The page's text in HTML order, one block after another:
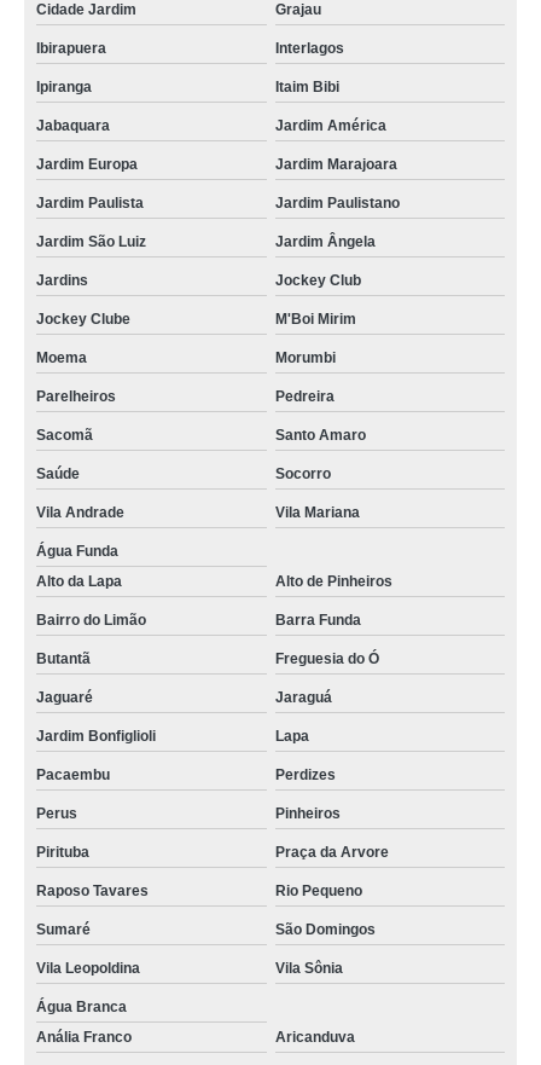
Cidade Jardim Grajau
Ibirapuera Interlagos
Ipiranga Itaim Bibi
Jabaquara Jardim América
Jardim Europa Jardim Marajoara
Jardim Paulista Jardim Paulistano
Jardim São Luiz Jardim Ângela
Jardins Jockey Club
Jockey Clube M'Boi Mirim
Moema Morumbi
Parelheiros Pedreira
Sacomã Santo Amaro
Saúde Socorro
Vila Andrade Vila Mariana
Água Funda
Alto da Lapa
Alto de Pinheiros
Bairro do Limão Barra Funda
Butantã Freguesia do Ó
Jaguaré Jaraguá
Jardim Bonfiglioli Lapa
Pacaembu Perdizes
Perus Pinheiros
Pirituba Praça da Arvore
Raposo Tavares Rio Pequeno
Sumaré São Domingos
Vila Leopoldina Vila Sônia
Água Branca
Anália Franco
Aricanduva